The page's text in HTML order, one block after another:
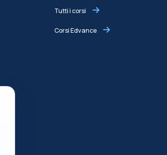
Tutti i corsi
Corsi Edvance